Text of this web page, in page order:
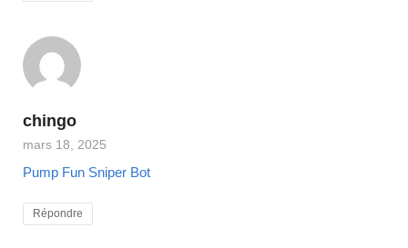
chingo
mars 18, 2025
Pump Fun Sniper Bot
Répondre